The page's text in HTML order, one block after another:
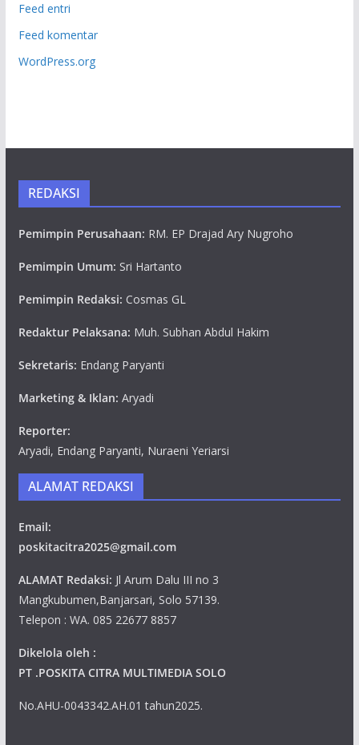
Feed entri
Feed komentar
WordPress.org
REDAKSI
Pemimpin Perusahaan: RM. EP Drajad Ary Nugroho
Pemimpin Umum: Sri Hartanto
Pemimpin Redaksi: Cosmas GL
Redaktur Pelaksana: Muh. Subhan Abdul Hakim
Sekretaris: Endang Paryanti
Marketing & Iklan: Aryadi
Reporter:
Aryadi, Endang Paryanti, Nuraeni Yeriarsi
ALAMAT REDAKSI
Email:
poskitacitra2025@gmail.com
ALAMAT Redaksi: Jl Arum Dalu III no 3
Mangkubumen,Banjarsari, Solo 57139.
Telepon : WA. 085 22677 8857
Dikelola oleh :
PT .POSKITA CITRA MULTIMEDIA SOLO
No.AHU-0043342.AH.01 tahun2025.